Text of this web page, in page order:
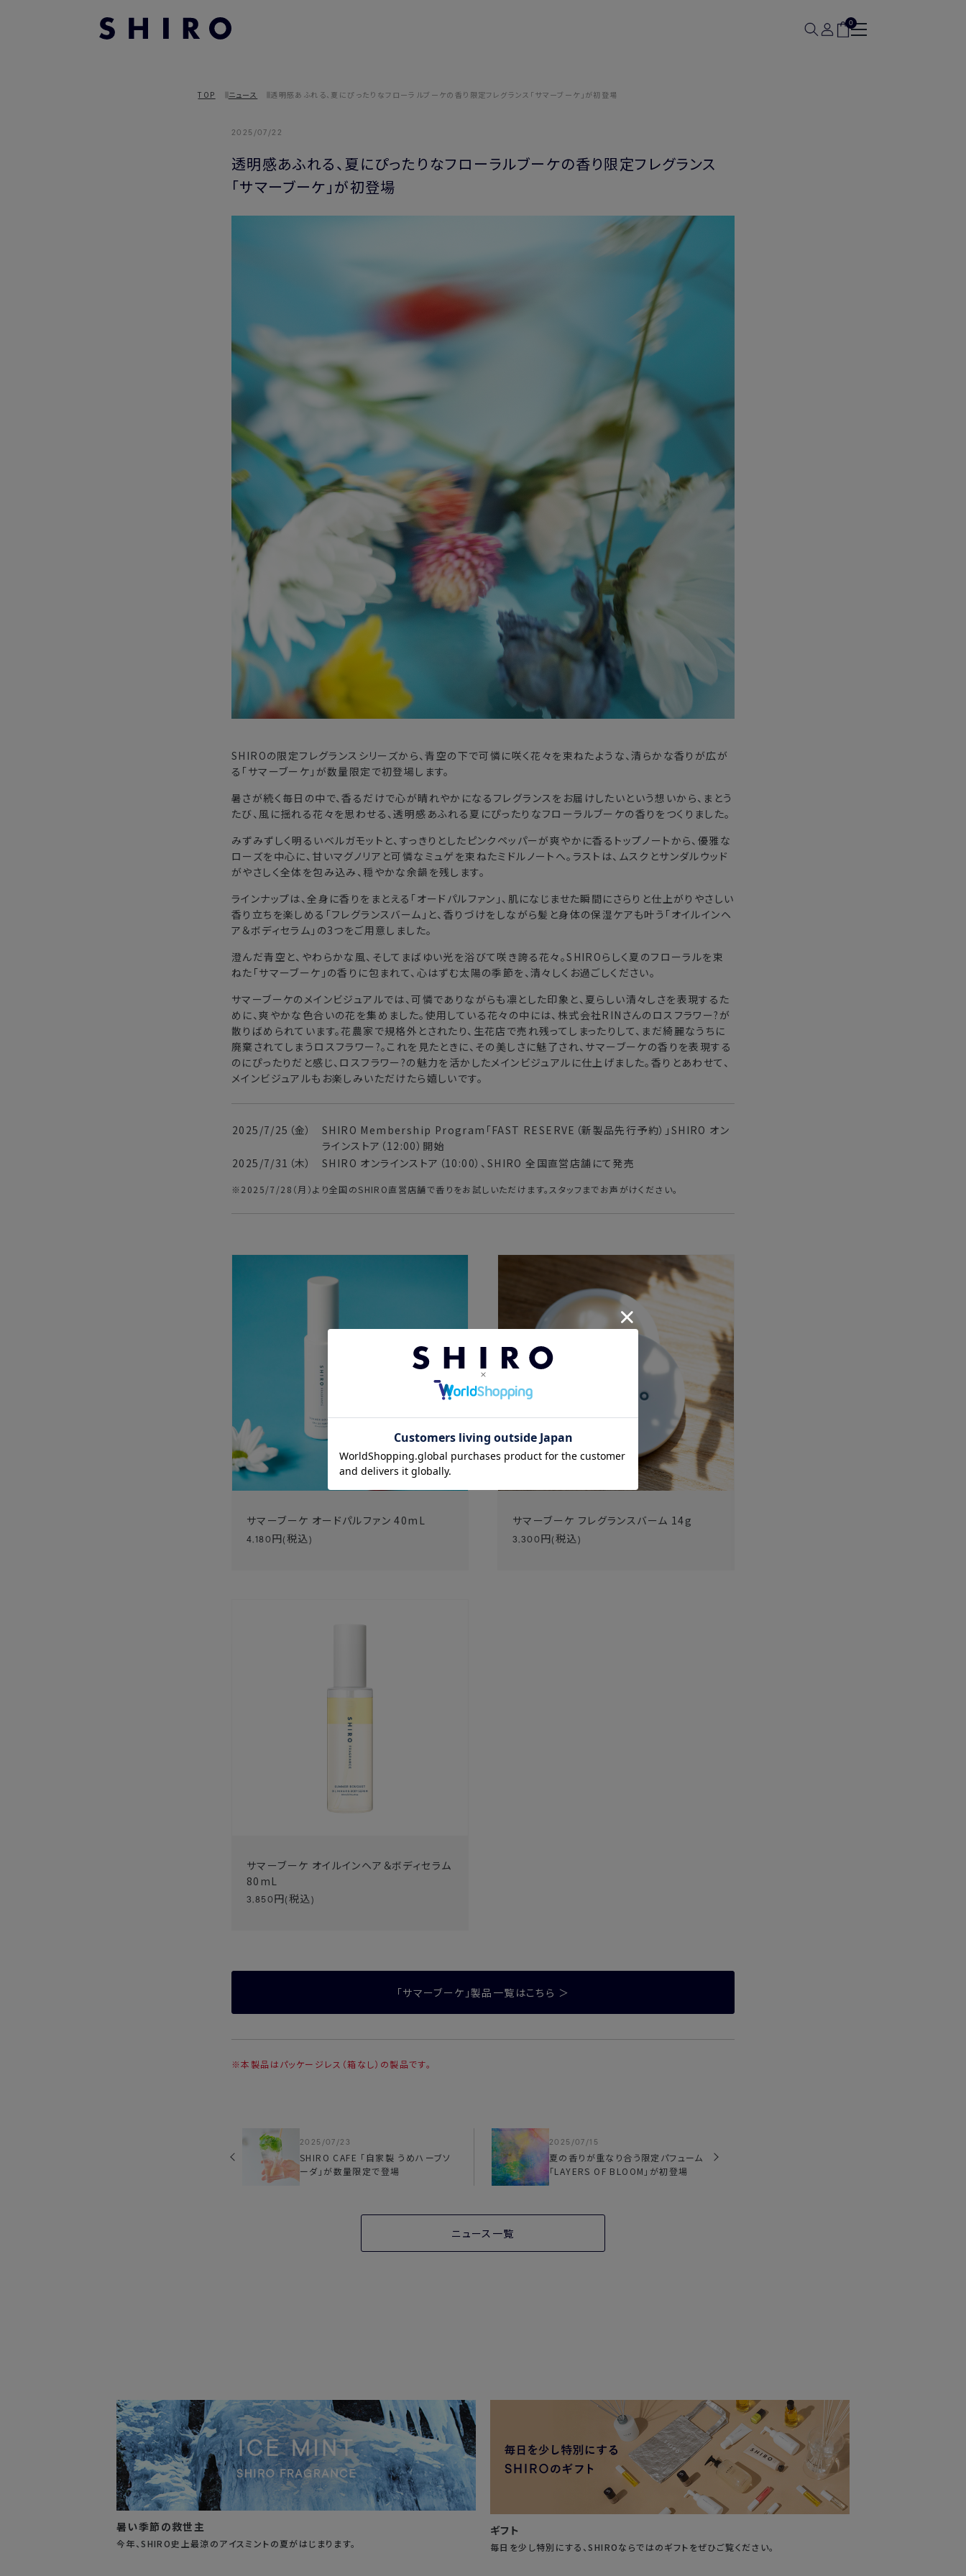
0
TOP ニュース 透明感あふれる、夏にぴったりなフローラルブーケの香り限定フレグランス「サマーブーケ」が初登場
2025/07/22
透明感あふれる、夏にぴったりなフローラルブーケの香り限定フレグランス
「サマーブーケ」が初登場
SHIROの限定フレグランスシリーズから、青空の下で可憐に咲く花々を束ねたような、清らかな香りが広が
る「サマーブーケ」が数量限定で初登場します。
暑さが続く毎日の中で、香るだけで心が晴れやかになるフレグランスをお届けしたいという想いから、まとう
たび、風に揺れる花々を思わせる、透明感あふれる夏にぴったりなフローラルブーケの香りをつくりました。
みずみずしく明るいベルガモットと、すっきりとしたピンクペッパーが爽やかに香るトップノートから、優雅な
ローズを中心に、甘いマグノリアと可憐なミュゲを束ねたミドルノートへ。ラストは、ムスクとサンダルウッド
がやさしく全体を包み込み、穏やかな余韻を残します。
ラインナップは、全身に香りをまとえる「オードパルファン」、肌になじませた瞬間にさらりと仕上がりやさしい
香り立ちを楽しめる「フレグランスバーム」と、香りづけをしながら髪と身体の保湿ケアも叶う「オイルインヘ
ア＆ボディセラム」の3つをご用意しました。
澄んだ青空と、やわらかな風、そしてまばゆい光を浴びて咲き誇る花々。SHIROらしく夏のフローラルを束
ねた「サマーブーケ」の香りに包まれて、心はずむ太陽の季節を、清々しくお過ごしください。
サマーブーケのメインビジュアルでは、可憐でありながらも凛とした印象と、夏らしい清々しさを表現するた
めに、爽やかな色合いの花を集めました。使用している花々の中には、株式会社RINさんのロスフラワー?が
散りばめられています。花農家で規格外とされたり、生花店で売れ残ってしまったりして、まだ綺麗なうちに
廃棄されてしまうロスフラワー?。これを見たときに、その美しさに魅了され、サマーブーケの香りを表現する
のにぴったりだと感じ、ロスフラワー?の魅力を活かしたメインビジュアルに仕上げました。香りとあわせて、
メインビジュアルもお楽しみいただけたら嬉しいです。
2025/7/25（金）
SHIRO Membership Program「FAST RESERVE（新製品先行予約）」SHIRO オン
ラインストア（12:00）開始
2025/7/31（木）
SHIRO オンラインストア（10:00）、SHIRO 全国直営店舗にて発売
※2025/7/28（月）より全国のSHIRO直営店舗で香りをお試しいただけます。スタッフまでお声がけください。
サマーブーケ オードパルファン 40mL
4,180 円(税込)
サマーブーケ フレグランスバーム 14g
3,300 円(税込)
サマーブーケ オイルインヘア＆ボディセラム
80mL
3,850 円(税込)
「サマーブーケ」製品一覧はこちら ＞
※本製品はパッケージレス（箱なし）の製品です。
2025/07/23
SHIRO CAFE 「自家製 うめハーブソ
ーダ」が数量限定で登場
2025/07/15
夏の香りが重なり合う限定パフューム
「LAYERS OF BLOOM」が初登場
ニュース一覧
暑い季節の救世主
今年、SHIRO史上最涼のアイスミントの夏がはじまります。
ギフト
毎日を少し特別にする、SHIROならではのギフトをぜひご覧ください。